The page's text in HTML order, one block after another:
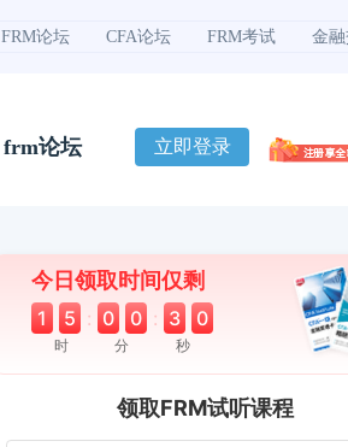
FRM论坛 CFA论坛 FRM考试 金
frm论坛 立即登录
今日领取时间仅剩
1 5 : 0 0 : 2 9
时 分 秒
领取FRM试听课程